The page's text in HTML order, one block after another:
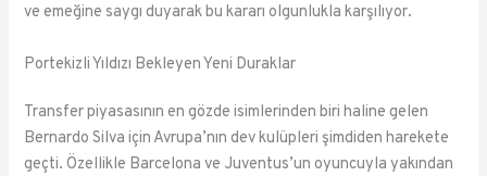
ve emeğine saygı duyarak bu kararı olgunlukla karşılıyor.
Portekizli Yıldızı Bekleyen Yeni Duraklar
Transfer piyasasının en gözde isimlerinden biri haline gelen
Bernardo Silva için Avrupa’nın dev kulüpleri şimdiden harekete
geçti. Özellikle Barcelona ve Juventus’un oyuncuyla yakından